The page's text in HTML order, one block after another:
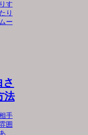
す
り
ー
法
手
囲